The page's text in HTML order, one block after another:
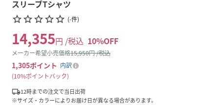
スリーブTシャツ
star_borderstar_borderstar_borderstar_borderstar_border (-件)
14,355円 /税込 10%OFF
メーカー希望小売価格15,950円 /税込
1,305ポイント 内訳
10%ポイントバック
local_shipping12時までの注文で当日出荷
※サイズ・カラーによりお届け日が異なる場合があります。